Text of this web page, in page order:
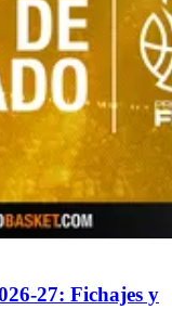
27: Fichajes y